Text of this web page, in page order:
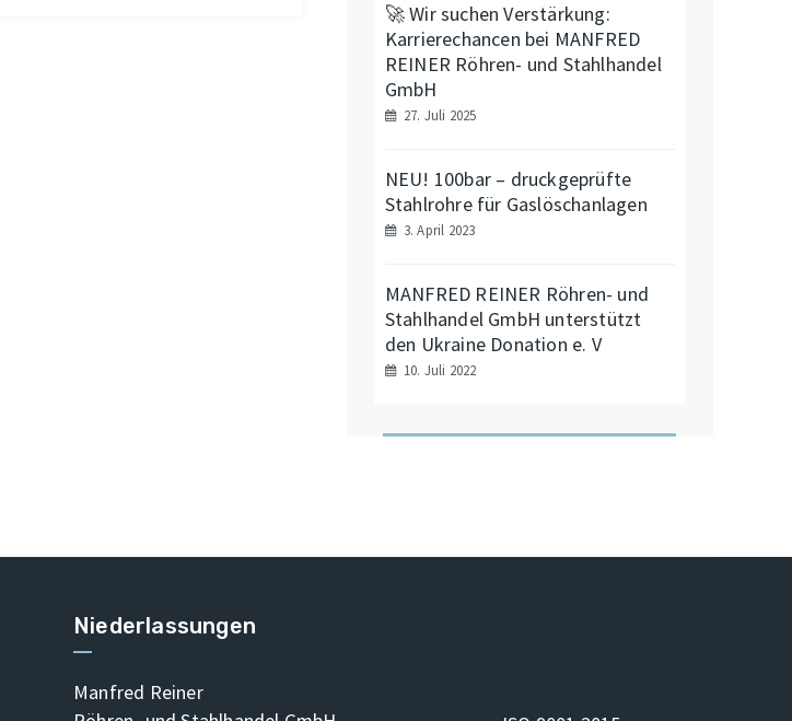
🚀 Wir suchen Verstärkung:
Karrierechancen bei MANFRED
REINER Röhren- und Stahlhandel
GmbH
27. Juli 2025
NEU! 100bar – druckgeprüfte
Stahlrohre für Gaslöschanlagen
3. April 2023
MANFRED REINER Röhren- und
Stahlhandel GmbH unterstützt
den Ukraine Donation e. V
10. Juli 2022
Niederlassungen
Manfred Reiner